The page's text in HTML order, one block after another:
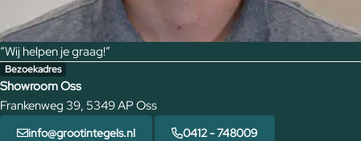
“Wij helpen je graag!”
Bezoekadres
Showroom Oss
Frankenweg 39, 5349 AP Oss
info@grootintegels.nl 0412 - 748009